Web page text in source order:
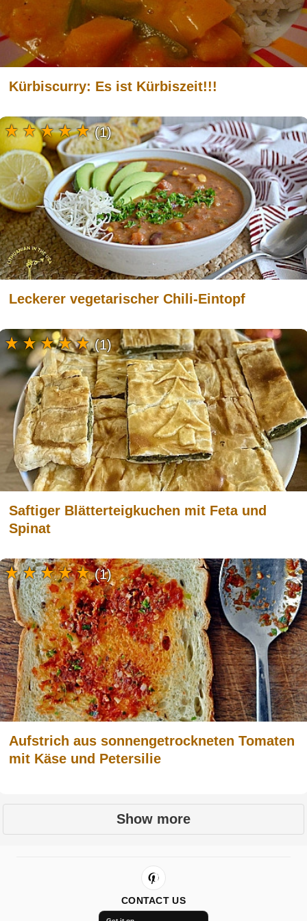
Kürbiscurry: Es ist Kürbiszeit!!!
Leckerer vegetarischer Chili-Eintopf
(1)
Saftiger Blätterteigkuchen mit Feta und
Spinat
(1)
Aufstrich aus sonnengetrockneten Tomaten
mit Käse und Petersilie
(1)
Show more
CONTACT US